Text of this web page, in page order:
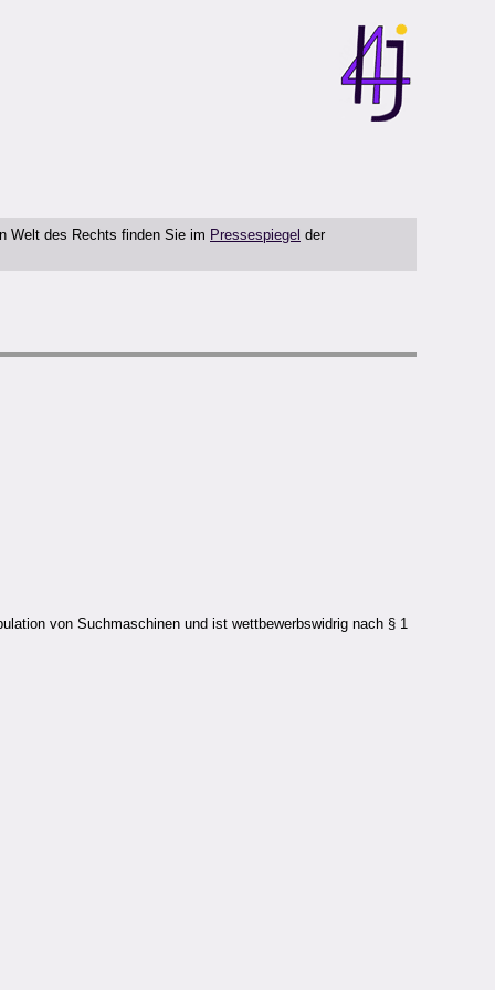
Welt des Rechts finden Sie im Pressespiegel der
von Suchmaschinen und ist wettbewerbswidrig nach § 1